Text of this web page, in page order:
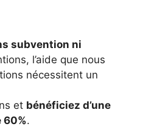
subvention ni
l’aide que nous
nécessitent un
et bénéficiez d’une
60%.